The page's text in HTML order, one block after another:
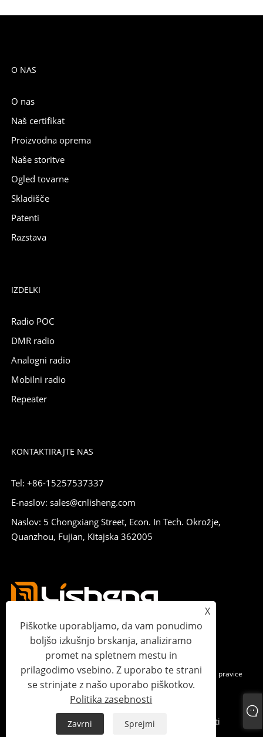
O NAS
O nas
Naš certifikat
Proizvodna oprema
Naše storitve
Ogled tovarne
Skladišče
Patenti
Razstava
IZDELKI
Radio POC
DMR radio
Analogni radio
Mobilni radio
Repeater
KONTAKTIRAJTE NAS
Tel: +86-15257537337
E-naslov: sales@cnlisheng.com
Naslov: 5 Chongxiang Street, Econ. In Tech. Okrožje,
Quanzhou, Fujian, Kitajska 362005
Avtorske pravice © 2023 Lisheng Communications Co., Ltd. Vse pravice
Sitemap XML Politika zasebnosti
X
Piškotke uporabljamo, da vam ponudimo
boljšo izkušnjo brskanja, analiziramo
promet na spletnem mestu in
prilagodimo vsebino. Z uporabo te strani
se strinjate z našo uporabo piškotkov.
Politika zasebnosti
Zavrni Sprejmi